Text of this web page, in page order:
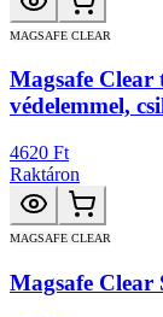
MAGSAFE CLEAR
Magsafe Clear
védelemmel,
4620 Ft
Raktáron
MAGSAFE CLEAR
Magsafe Clear